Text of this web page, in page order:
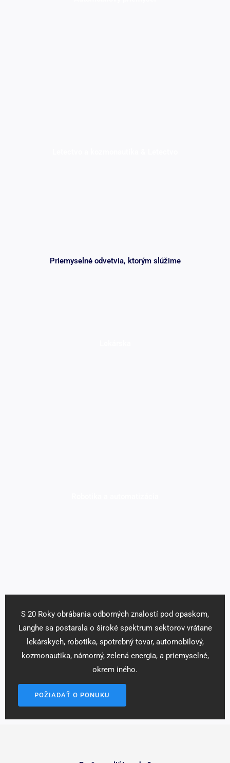
Priemyselné odvetvia, ktorým slúžime
S 20 Roky obrábania odborných znalostí pod opaskom,
Langhe sa postarala o široké spektrum sektorov vrátane
lekárskych, robotika, spotrebný tovar, automobilový,
kozmonautika, námorný, zelená energia, a priemyselné,
okrem iného.
POŽIADAŤ O PONUKU